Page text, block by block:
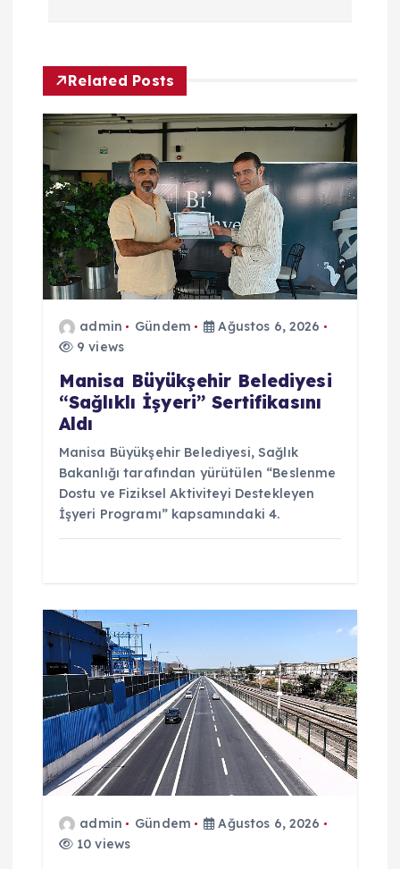
g
e
z
n
m
Related Posts
admin Gündem
Ağustos 6, 2026
9 views
Manisa Büyükşehir Belediyesi
“Sağlıklı İşyeri” Sertifikasını
Aldı
Manisa Büyükşehir Belediyesi, Sağlık
Bakanlığı tarafından yürütülen “Beslenme
Dostu ve Fiziksel Aktiviteyi Destekleyen
İşyeri Programı” kapsamındaki 4.
admin Gündem
Ağustos 6, 2026
10 views